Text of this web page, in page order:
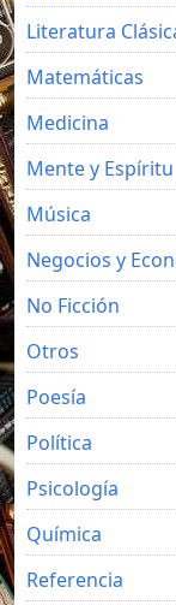
Literatura
Matemáticas
Medicina
Mente y Espíritu
Música
Negocios y
No Ficción
Otros
Poesía
Política
Psicología
Química
Referencia